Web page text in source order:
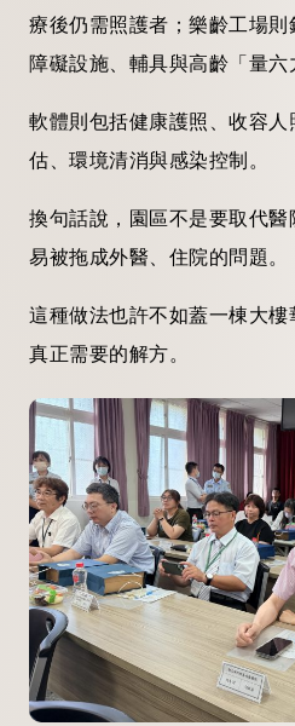
療後仍需照護者；樂齡工場
障礙設施、輔具與高齡「量六
軟體則包括健康護照、收容
估、環境清消與感染控制。
換句話說，園區不是要取代
易被拖成外醫、住院的問題。
這種做法也許不如蓋一棟大
真正需要的解方。